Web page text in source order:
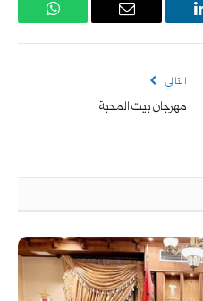
لينكدإن
البريد
واتساب
التالي
مهرجان بيت المحبة